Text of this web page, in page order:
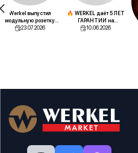
Werkel выпустил
модульную розетку
для напольных лючков
23.07.2026
🔥 WERKEL даёт 5 ЛЕТ
ГАРАНТИИ на
сенсорные
10.06.2026